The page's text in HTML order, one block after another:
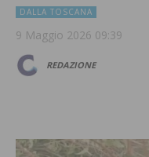
DALLA TOSCANA
9 Maggio 2026 09:39
REDAZIONE